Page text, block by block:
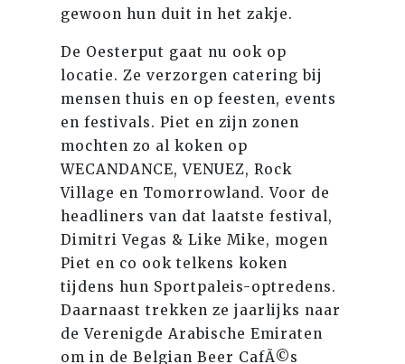
gewoon hun duit in het zakje.
De Oesterput gaat nu ook op
locatie. Ze verzorgen catering bij
mensen thuis en op feesten, events
en festivals. Piet en zijn zonen
mochten zo al koken op
WECANDANCE, VENUEZ, Rock
Village en Tomorrowland. Voor de
headliners van dat laatste festival,
Dimitri Vegas & Like Mike, mogen
Piet en co ook telkens koken
tijdens hun Sportpaleis-optredens.
Daarnaast trekken ze jaarlijks naar
de Verenigde Arabische Emiraten
om in de Belgian Beer CafÃ©s